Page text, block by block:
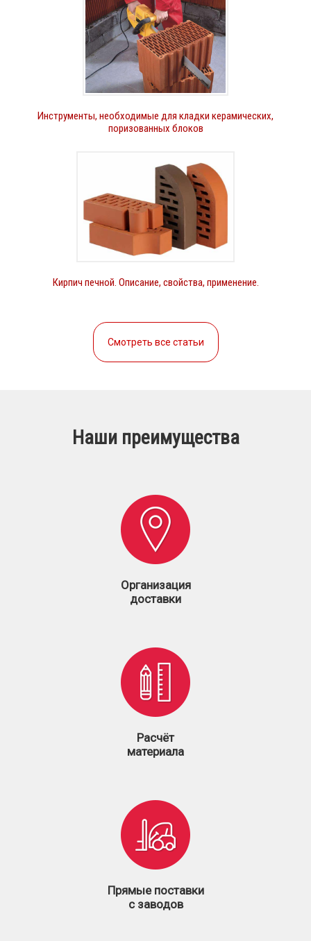
Инструменты, необходимые для кладки керамических,
поризованных блоков
Кирпич печной. Описание, свойства, применение.
Смотреть все статьи
Наши преимущества
Организация
доставки
Расчёт
материала
Прямые поставки
с заводов